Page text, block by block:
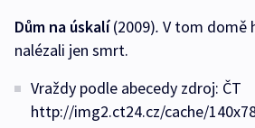
Dům na úskalí(2009). V tom domě
nalézali jen smrt.
Vraždy podle abecedy zdroj: ČT
http://img2.ct24.cz/cache/